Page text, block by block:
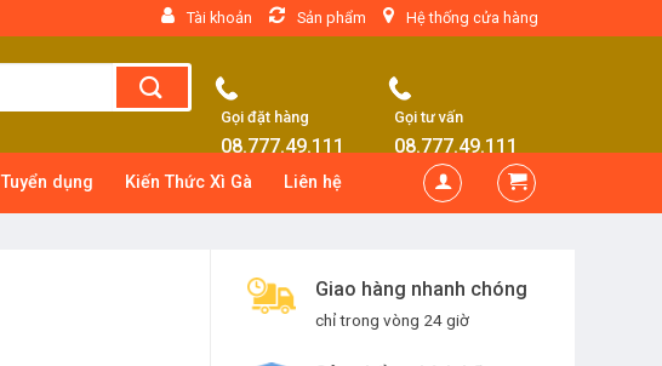
Tài khoản Sản phẩm Hệ thống cửa hàng
Gọi đặt hàng
08.777.49.111
Gọi tư vấn
08.777.49.111
Tuyển dụng Kiến Thức Xì Gà Liên hệ
Giao hàng nhanh chóng
chỉ trong vòng 24 giờ